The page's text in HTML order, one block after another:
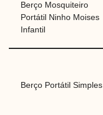
Berço Mosquiteiro
Portátil Ninho Moises
Infantil
Berço Portátil Simples